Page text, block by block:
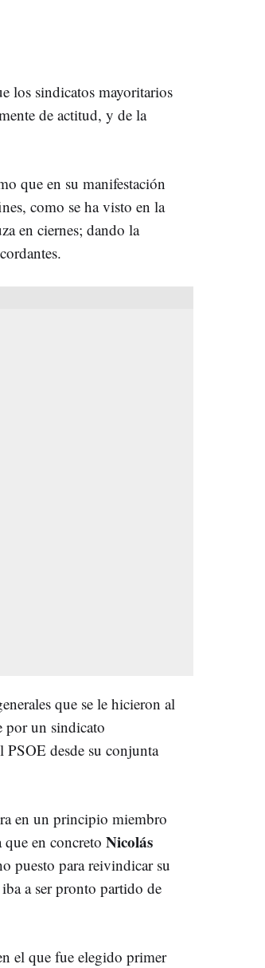
los sindicatos mayoritarios
de actitud, y de la
que en su manifestación
como se ha visto en la
en ciernes; dando la
que se le hicieron al
por un sindicato
desde su conjunta
en un principio miembro
en concreto Nicolás
puesto para reivindicar su
a ser pronto partido de
el que fue elegido primer